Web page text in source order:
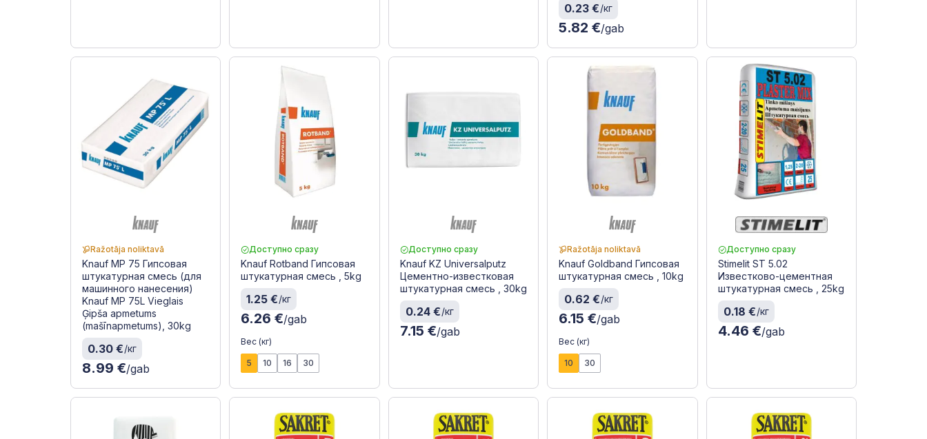
0.23 €/кг
5.82 €/gab
Ražotāja noliktavā
Knauf MP 75 Гипсовая
штукатурная смесь (для
машинного нанесения)
Knauf MP 75L Vieglais
Ģipša apmetums
(mašīnapmetums), 30kg
0.30 €/кг
8.99 €/gab
Доступно сразу
Knauf Rotband Гипсовая
штукатурная смесь , 5kg
1.25 €/кг
6.26 €/gab
Вес (кг)
5 10 16 30
Доступно сразу
Knauf KZ Universalputz
Цементно-известковая
штукатурная смесь , 30kg
0.24 €/кг
7.15 €/gab
Ražotāja noliktavā
Knauf Goldband Гипсовая
штукатурная смесь , 10kg
0.62 €/кг
6.15 €/gab
Вес (кг)
10 30
Доступно сразу
Stimelit ST 5.02
Известково-цементная
штукатурная смесь , 25kg
0.18 €/кг
4.46 €/gab